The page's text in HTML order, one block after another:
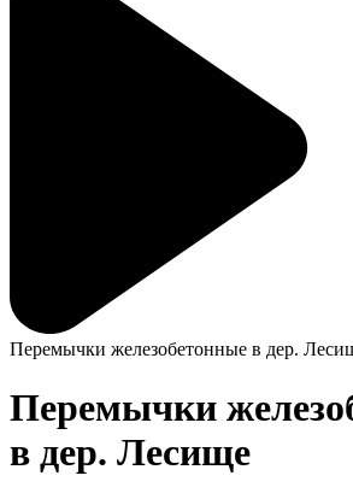
Перемычки железобетонные в дер.
Перемычки
в дер. Лесище